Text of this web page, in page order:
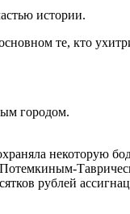
истории.
те, кто
городом.
некоторую
рублей